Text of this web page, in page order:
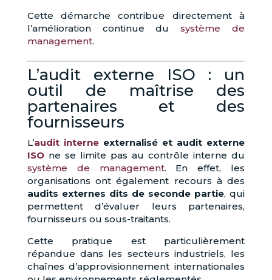
Cette démarche contribue directement à
l’amélioration continue dusystème de
management.
L’audit externe ISO : un
outil de maîtrise des
partenaires et des
fournisseurs
L’audit interneexternalisé et audit externe
ISOne se limite pas au contrôle interne du
système de management. En effet, les
organisations ont également recours à des
audits externes dits de seconde partie, qui
permettent d’évaluer leurs partenaires,
fournisseurs ou sous-traitants.
Cette pratique est particulièrement
répandue dans les secteurs industriels, les
chaînes d’approvisionnement internationales